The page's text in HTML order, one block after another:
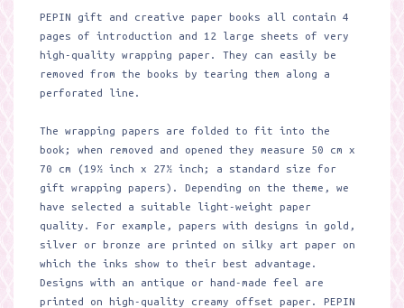
PEPIN gift and creative paper books all contain 4
pages of introduction and 12 large sheets of very
high-quality wrapping paper. They can easily be
removed from the books by tearing them along a
perforated line.
The wrapping papers are folded to fit into the
book; when removed and opened they measure 50 cm x
70 cm (19½ inch x 27½ inch; a standard size for
gift wrapping papers). Depending on the theme, we
have selected a suitable light-weight paper
quality. For example, papers with designs in gold,
silver or bronze are printed on silky art paper on
which the inks show to their best advantage.
Designs with an antique or hand-made feel are
printed on high-quality creamy offset paper. PEPIN